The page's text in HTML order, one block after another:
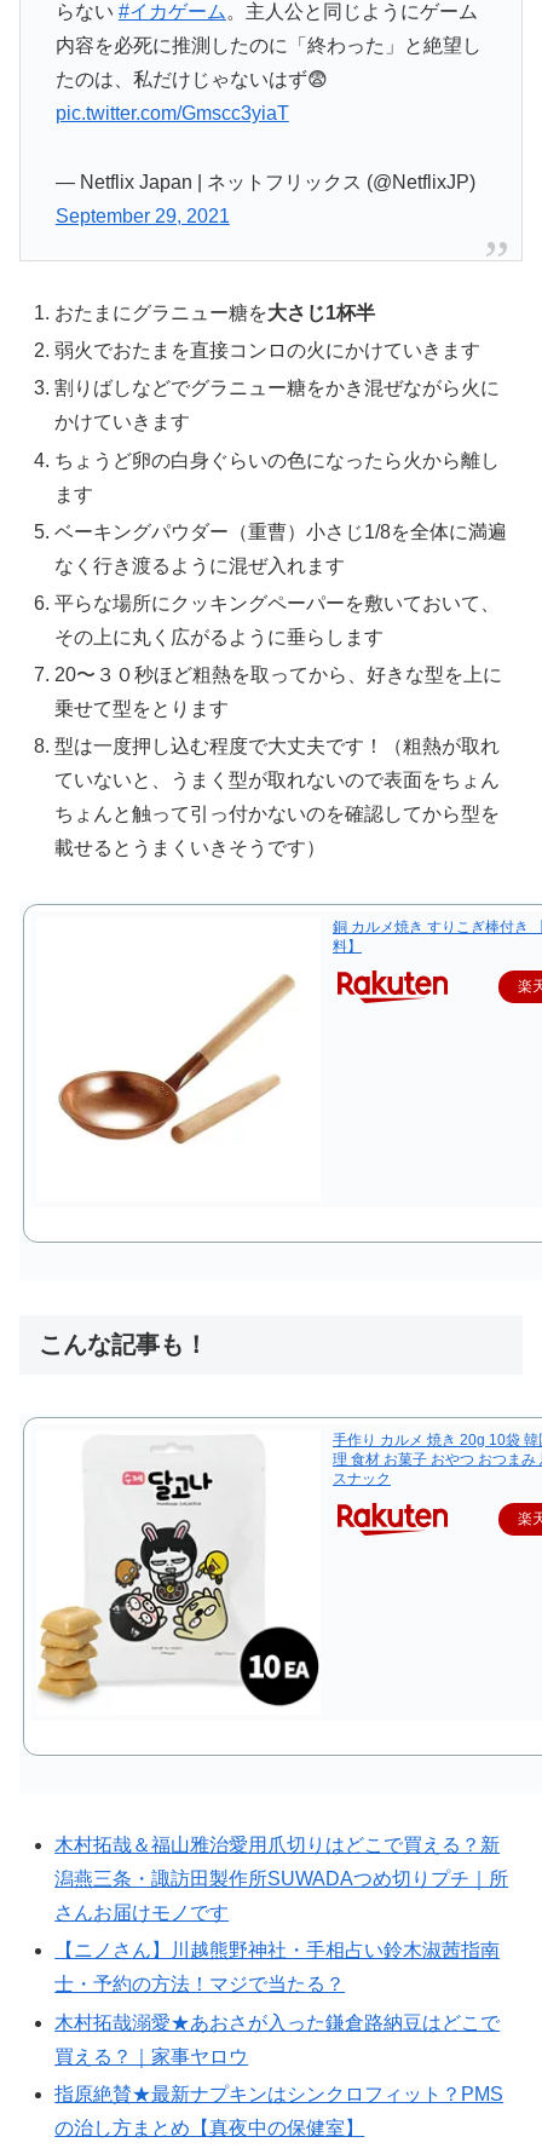
らない #イカゲーム 。主人公と同じようにゲーム
内容を必死に推測したのに「終わった」と絶望し
たのは、私だけじゃないはず😨
pic.twitter.com/Gmscc3yiaT
— Netflix Japan | ネットフリックス (@NetflixJP)
September 29, 2021
おたまにグラニュー糖を大さじ1杯半
弱火でおたまを直接コンロの火にかけていきます
割りばしなどでグラニュー糖をかき混ぜながら火に
かけていきます
ちょうど卵の白身ぐらいの色になったら火から離し
ます
ベーキングパウダー（重曹）小さじ1/8を全体に満遍
なく行き渡るように混ぜ入れます
平らな場所にクッキングペーパーを敷いておいて、
その上に丸く広がるように垂らします
20〜３０秒ほど粗熱を取ってから、好きな型を上に
乗せて型をとります
型は一度押し込む程度で大丈夫です！（粗熱が取れ
ていないと、うまく型が取れないので表面をちょん
ちょんと触って引っ付かないのを確認してから型を
載せるとうまくいきそうです）
銅 カルメ焼き すりこぎ棒付き
料】
楽
こんな記事も！
手作り カルメ 焼き 20g 10袋 韓
理 食材 お菓子 おやつ おつまみ
スナック
楽
木村拓哉＆福山雅治愛用爪切りはどこで買える？新
潟燕三条・諏訪田製作所SUWADAつめ切りプチ｜所
さんお届けモノです
【ニノさん】川越熊野神社・手相占い鈴木淑茜指南
士・予約の方法！マジで当たる？
木村拓哉溺愛★あおさが入った鎌倉路納豆はどこで
買える？｜家事ヤロウ
指原絶賛★最新ナプキンはシンクロフィット？PMS
の治し方まとめ【真夜中の保健室】